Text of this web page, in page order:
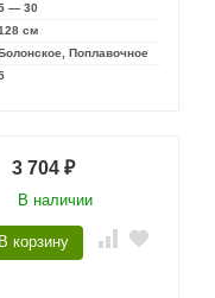
— 30
см
Поплавочное
3 704 ₽
В наличии
В корзину